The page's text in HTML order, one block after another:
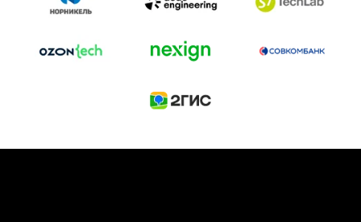
к построению бизнеса и созданию технологий под
И БИТВА АГЕНТОВ